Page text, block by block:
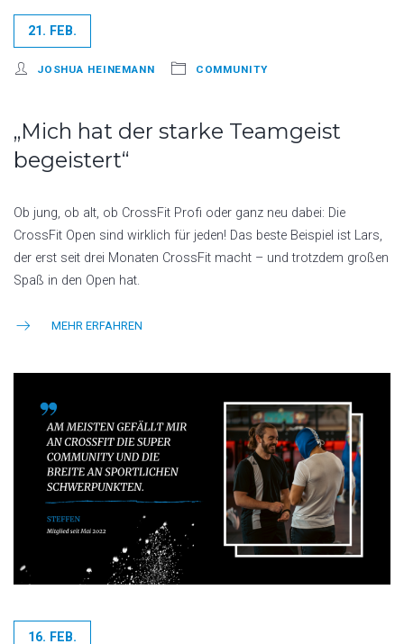
21. FEB.
JOSHUA HEINEMANN COMMUNITY
„Mich hat der starke Teamgeist
begeistert“
Ob jung, ob alt, ob CrossFit Profi oder ganz neu dabei: Die
CrossFit Open sind wirklich für jeden! Das beste Beispiel ist Lars,
der erst seit drei Monaten CrossFit macht – und trotzdem großen
Spaß in den Open hat.
MEHR ERFAHREN
16. FEB.